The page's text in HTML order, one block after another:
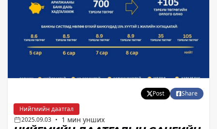
Post
Share
Нийгмийн даатгал
2025.09.03 • 1 мин унших